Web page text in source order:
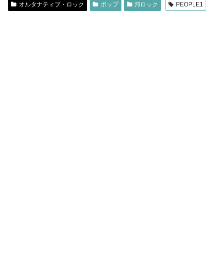
オルタナティブ・ロック ポップ 邦ロック PEOPLE1